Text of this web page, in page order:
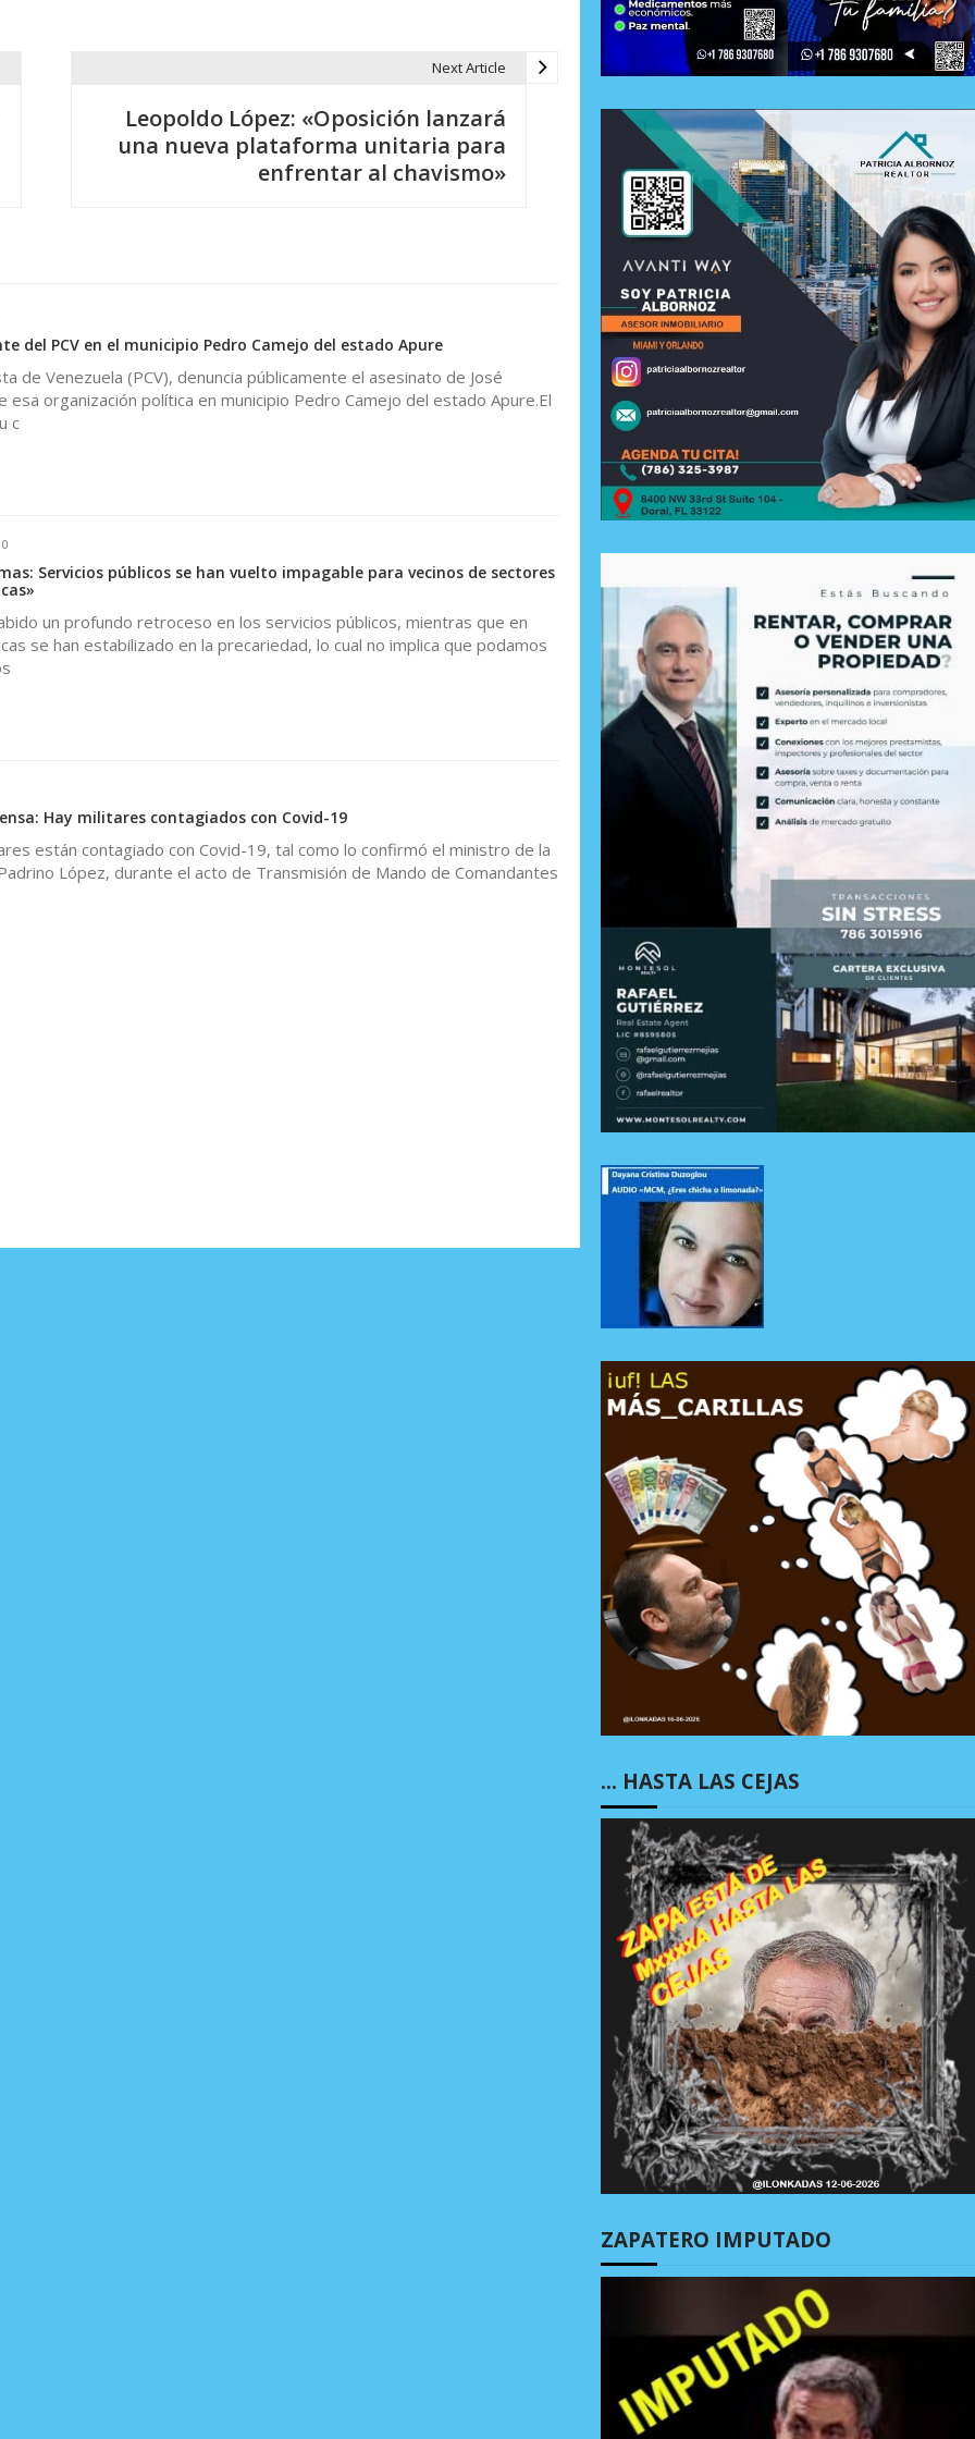
Next Article
Leopoldo López: «Oposición lanzará
una nueva plataforma unitaria para
enfrentar al chavismo»
del PCV en el municipio Pedro Camejo del estado Apure
de Venezuela (PCV), denuncia públicamente el asesinato de José
esa organización política en municipio Pedro Camejo del estado Apure.El
c
0
Servicios públicos se han vuelto impagable para vecinos de sectores
un profundo retroceso en los servicios públicos, mientras que en
se han estabilizado en la precariedad, lo cual no implica que podamos
Hay militares contagiados con Covid-19
están contagiado con Covid-19, tal como lo confirmó el ministro de la
López, durante el acto de Transmisión de Mando de Comandantes
… HASTA LAS CEJAS
ZAPATERO IMPUTADO